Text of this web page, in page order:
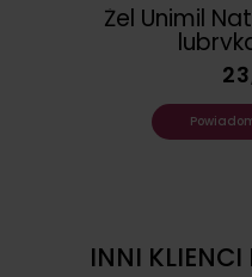
Żel Unimil
INNI KLIENCI